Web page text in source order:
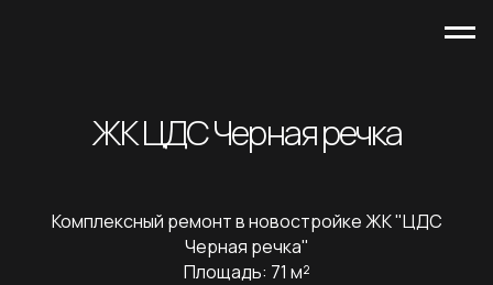
Комплексный ремонт в новостройке ЖК "ЦДС
Черная речка"
Площадь: 71 м²